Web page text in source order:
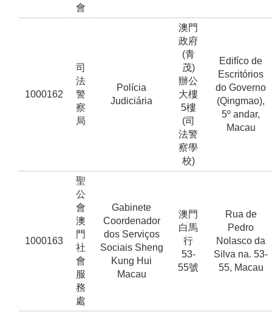
會
1000162
司
法
警
察
局
Polícia
Judiciária
澳門
政府
(青
茂)
辦公
大樓
5樓
(司
法警
察學
校)
Edifíco de
Escritórios
do Governo
(Qingmao),
5º andar,
Macau
1000163
聖
公
會
澳
門
社
會
服
務
處
Gabinete
Coordenador
dos Serviços
Sociais Sheng
Kung Hui
Macau
澳門
白馬
行
53-
55號
Rua de
Pedro
Nolasco da
Silva na. 53-
55, Macau